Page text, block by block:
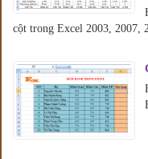
cột trong Excel 2003, 2007,